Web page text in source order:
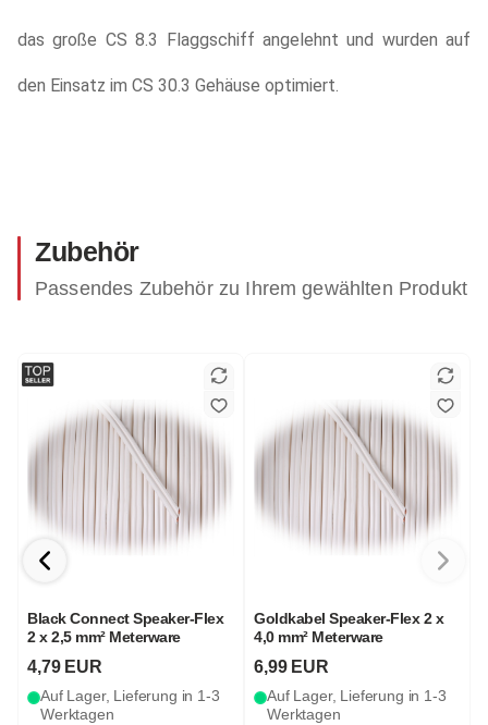
das große CS 8.3 Flaggschiff angelehnt und wurden auf
den Einsatz im CS 30.3 Gehäuse optimiert.
Zubehör
Passendes Zubehör zu Ihrem gewählten Produkt
Black Connect Speaker-Flex
2 x 2,5 mm² Meterware
4,79 EUR
Auf Lager, Lieferung in 1-3
Werktagen
Goldkabel Speaker-Flex 2 x
4,0 mm² Meterware
6,99 EUR
Auf Lager, Lieferung in 1-3
Werktagen